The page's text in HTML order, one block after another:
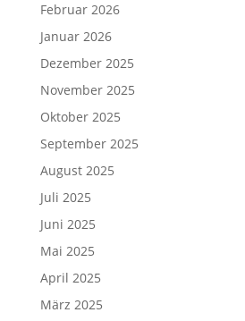
Februar 2026
Januar 2026
Dezember 2025
November 2025
Oktober 2025
September 2025
August 2025
Juli 2025
Juni 2025
Mai 2025
April 2025
März 2025